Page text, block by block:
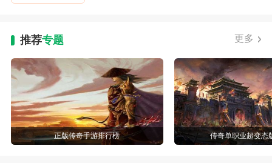
推荐专题 更多
正版传奇手游排行榜 传奇单职业超变态